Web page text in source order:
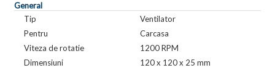
General
Tip
Ventilator
Pentru
Carcasa
Viteza de rotatie
1200 RPM
Dimensiuni
120 x 120 x 25 mm